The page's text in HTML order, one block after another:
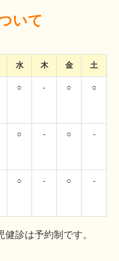
いて
水 木 金 土
○ - ○ ○
○ - ○ -
○ - ○ -
診は予約制です。